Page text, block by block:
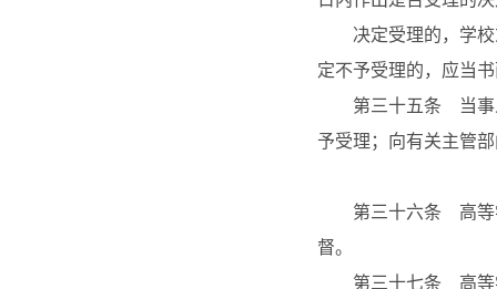
决定受理的，学校
定不予受理的，应当
第三十五条 当事人
予受理；向有关主管
第三十六条 高等学
督。
第三十七条 高等学